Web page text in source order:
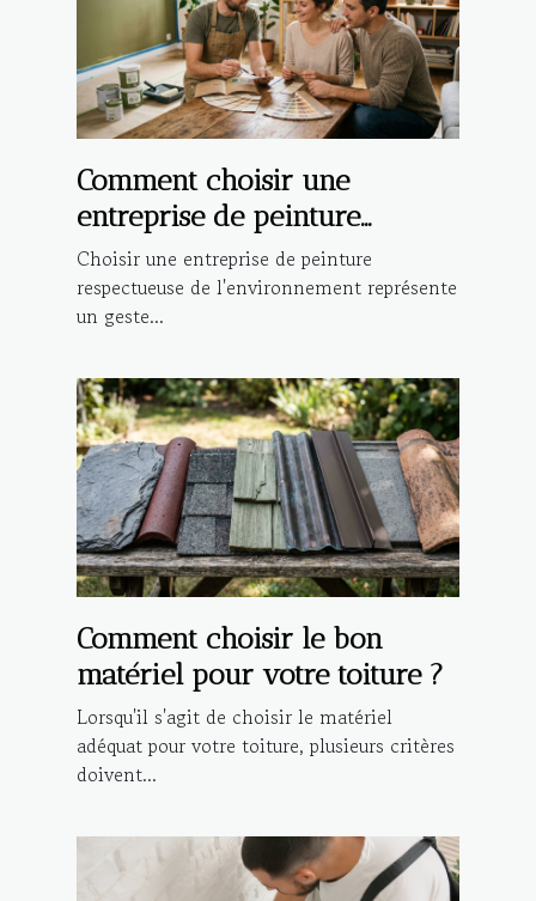
Comment choisir une
entreprise de peinture
respectueuse de
l'environnement ?
Choisir une entreprise de peinture
respectueuse de l'environnement représente
un geste...
Comment choisir le bon
matériel pour votre toiture ?
Lorsqu'il s'agit de choisir le matériel
adéquat pour votre toiture, plusieurs critères
doivent...